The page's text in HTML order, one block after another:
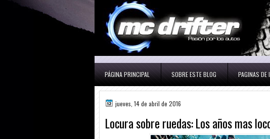
PÁGINA PRINCIPAL SOBRE ESTE BLOG PAGINAS DE
jueves, 14 de abril de 2016
Locura sobre ruedas: Los años mas